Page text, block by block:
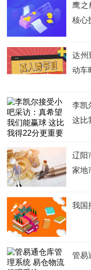
鹰
核心
达州
动车
李凯
这比
辽阳
家地
我国
管易